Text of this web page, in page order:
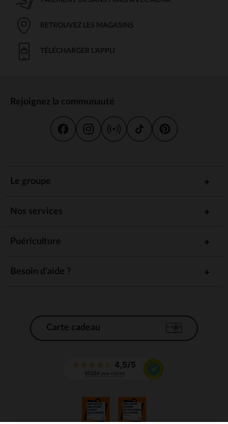
RETROUVEZ LES MAGASINS
TÉLÉCHARGER L'APPLI
Rejoignez la communauté
Le groupe
Nos services
Puériculture
Besoin d'aide ?
Carte cadeau